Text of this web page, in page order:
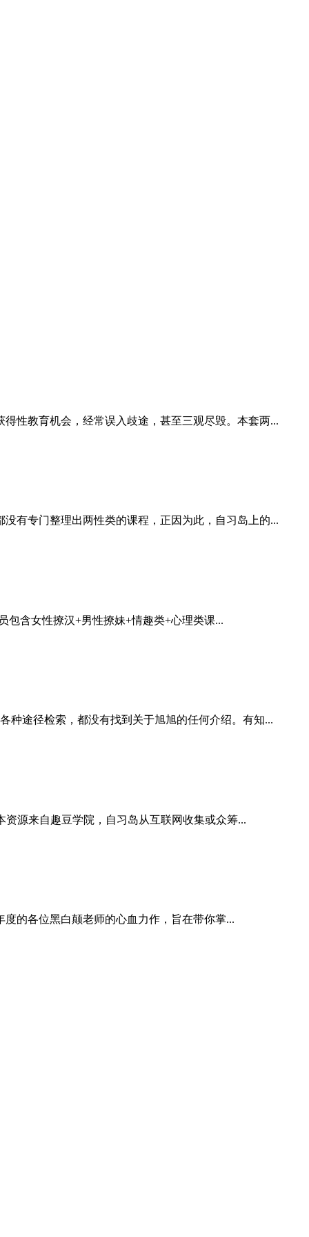
性教育机会，经常误入歧途，甚至三观尽毁。本套两...
有专门整理出两性类的课程，正因为此，自习岛上的...
包含女性撩汉+男性撩妹+情趣类+心理类课...
种途径检索，都没有找到关于旭旭的任何介绍。有知...
源来自趣豆学院，自习岛从互联网收集或众筹...
的各位黑白颠老师的心血力作，旨在带你掌...